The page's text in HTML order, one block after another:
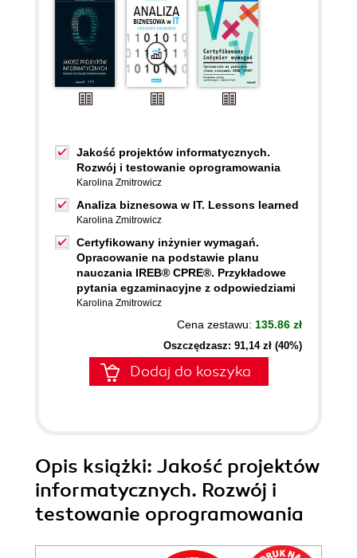
Jakość projektów informatycznych.
Rozwój i testowanie oprogramowania
Karolina Zmitrowicz
Analiza biznesowa w IT. Lessons learned
Karolina Zmitrowicz
Certyfikowany inżynier wymagań.
Opracowanie na podstawie planu
nauczania IREB® CPRE®. Przykładowe
pytania egzaminacyjne z odpowiedziami
Karolina Zmitrowicz
Cena zestawu: 135.86 zł
Oszczędzasz: 91,14 zł (40%)
Dodaj do koszyka
Opis książki: Jakość projektów
informatycznych. Rozwój i
testowanie oprogramowania